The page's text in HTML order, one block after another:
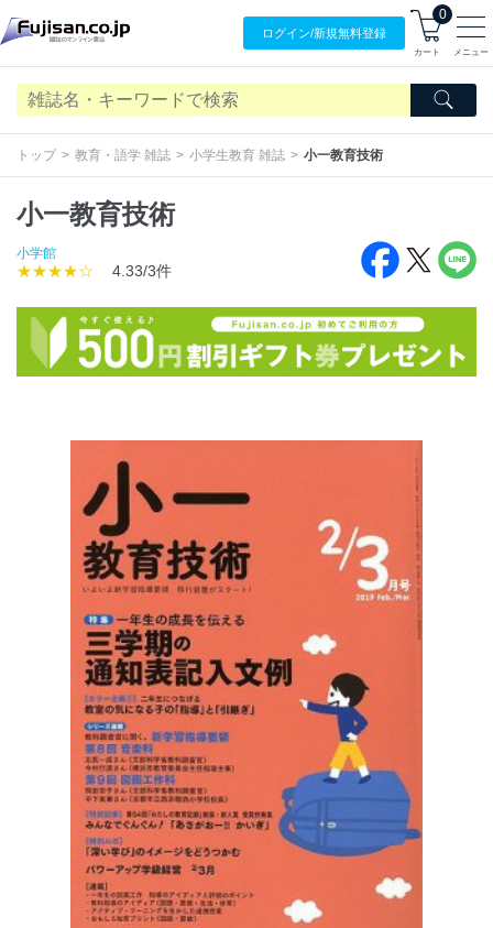
ログイン/新規無料登録
0
カート メニュー
トップ 教育・語学 雑誌 小学生教育 雑誌 小一教育技術
小一教育技術
小学館
★★★★☆ 4.33/3件